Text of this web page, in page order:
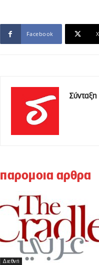
Facebook X
Σύνταξη
παρομοια αρθρα
Διεθνή